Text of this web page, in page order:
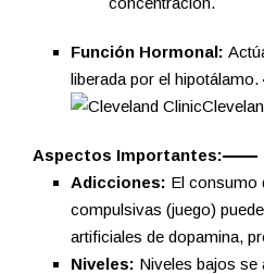
Función Hormonal:
liberada por el hipotálamo.
Aspectos Importantes:
Adicciones: El consumo
compulsivas (juego)
artificiales de dopamina,
Niveles: Niveles bajos se